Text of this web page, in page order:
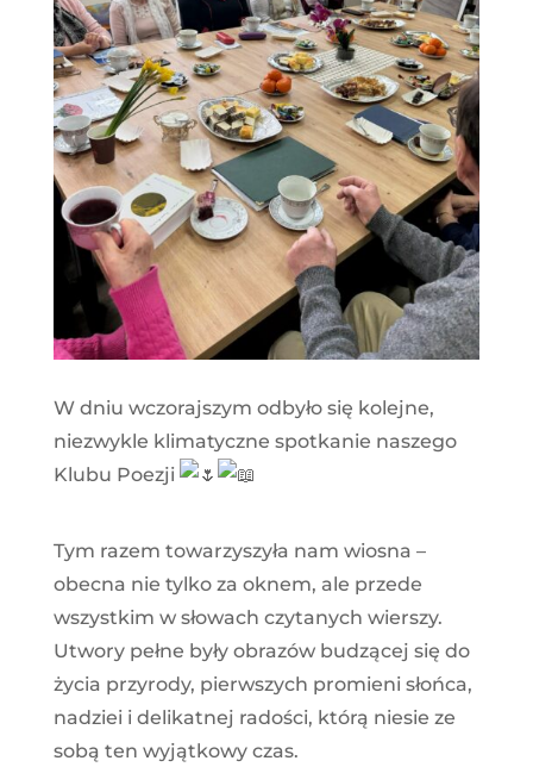
W dniu wczorajszym odbyło się kolejne,
niezwykle klimatyczne spotkanie naszego
Klubu Poezji
Tym razem towarzyszyła nam wiosna –
obecna nie tylko za oknem, ale przede
wszystkim w słowach czytanych wierszy.
Utwory pełne były obrazów budzącej się do
życia przyrody, pierwszych promieni słońca,
nadziei i delikatnej radości, którą niesie ze
sobą ten wyjątkowy czas.